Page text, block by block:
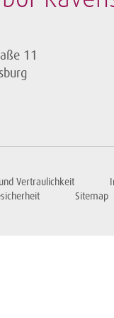
11
Vertraulichkeit
Sitemap